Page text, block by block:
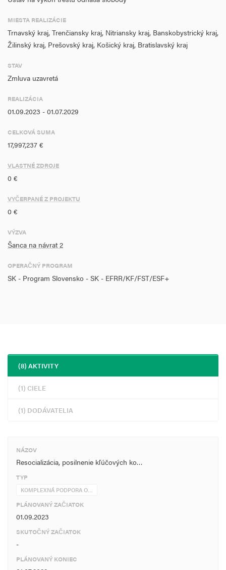
inovatívne, systémové opatrenia (1).
MIESTA REALIZÁCIE
Trnavský kraj, Trenčiansky kraj, Nitriansky kraj, Banskobystrický kraj,
Žilinský kraj, Prešovský kraj, Košický kraj, Bratislavský kraj
STAV
Zmluva uzavretá
REALIZÁCIA
01.09.2023 - 01.07.2029
CELKOVÁ SUMA
17,997,237 €
VLASTNÉ ZDROJE
0 €
VYČERPANÉ Z PROJEKTU
0 €
VÝZVA
Šanca na návrat 2
OPERAČNÝ PROGRAM
SK - Program Slovensko - SK - EFRR/KF/FST/ESF+
(8) AKTIVITY
(1) CIELE
(1) DODÁVATELIA
NÁZOV
Resocializácia, posilnenie kľúčových ko…
TYP
KOMPLEXNÁ PODPORA O…
PLÁNOVANÝ ZAČIATOK
01.09.2023
SKUTOČNÝ ZAČIATOK
-
PLÁNOVANÝ KONIEC